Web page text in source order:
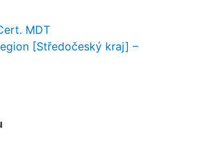
MDT
[Středočeský kraj] –